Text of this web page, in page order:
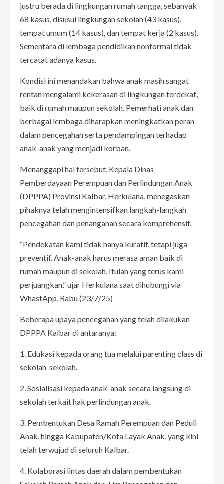
justru berada di lingkungan rumah tangga, sebanyak
68 kasus, disusul lingkungan sekolah (43 kasus),
tempat umum (14 kasus), dan tempat kerja (2 kasus).
Sementara di lembaga pendidikan nonformal tidak
tercatat adanya kasus.
Kondisi ini menandakan bahwa anak masih sangat
rentan mengalami kekerasan di lingkungan terdekat,
baik di rumah maupun sekolah. Pemerhati anak dan
berbagai lembaga diharapkan meningkatkan peran
dalam pencegahan serta pendampingan terhadap
anak-anak yang menjadi korban.
Menanggapi hal tersebut, Kepala Dinas
Pemberdayaan Perempuan dan Perlindungan Anak
(DPPPA) Provinsi Kalbar, Herkulana, menegaskan
pihaknya telah mengintensifkan langkah-langkah
pencegahan dan penanganan secara komprehensif.
“Pendekatan kami tidak hanya kuratif, tetapi juga
preventif. Anak-anak harus merasa aman baik di
rumah maupun di sekolah. Itulah yang terus kami
perjuangkan,” ujar Herkulana saat dihubungi via
WhastApp, Rabu (23/7/25)
Beberapa upaya pencegahan yang telah dilakukan
DPPPA Kalbar di antaranya:
1. Edukasi kepada orang tua melalui parenting class di
sekolah-sekolah.
2. Sosialisasi kepada anak-anak secara langsung di
sekolah terkait hak perlindungan anak.
3. Pembentukan Desa Ramah Perempuan dan Peduli
Anak, hingga Kabupaten/Kota Layak Anak, yang kini
telah terwujud di seluruh Kalbar.
4. Kolaborasi lintas daerah dalam pembentukan